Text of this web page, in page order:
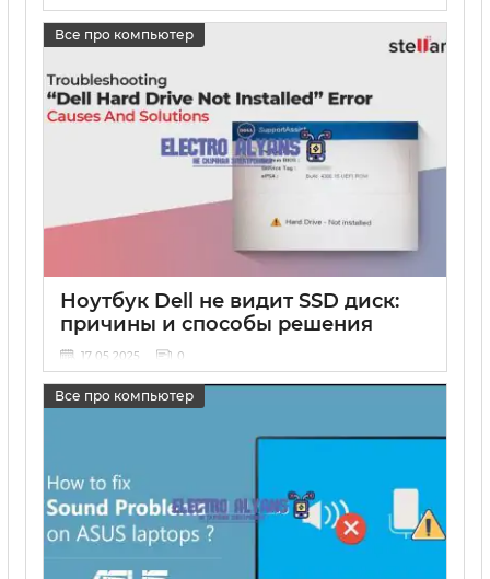
Все про компьютер
Ноутбук Dell не видит SSD диск:
причины и способы решения
17 05 2025 0
Все про компьютер